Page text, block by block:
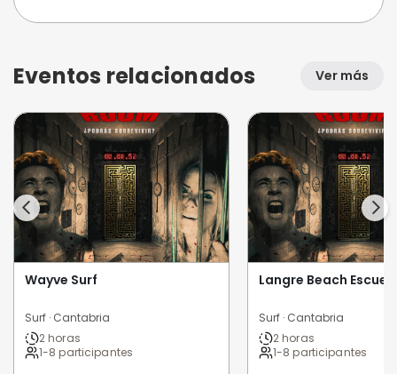
Eventos relacionados Ver más
Wayve Surf
Surf · Cantabria
2 horas
1-8 participantes
Langre Beach
Surf · Cantabria
2 horas
1-8 participantes